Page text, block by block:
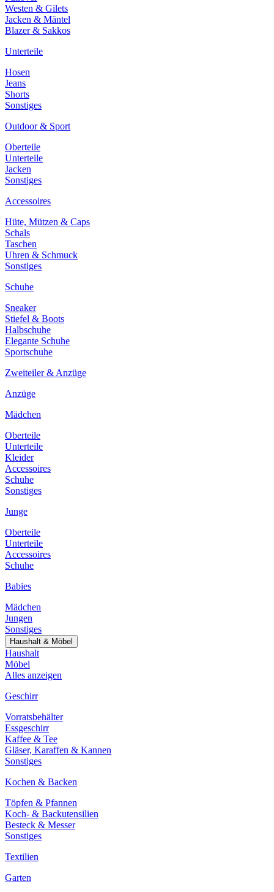
Westen & Gilets
Jacken & Mäntel
Blazer & Sakkos
Unterteile
Hosen
Jeans
Shorts
Sonstiges
Outdoor & Sport
Oberteile
Unterteile
Jacken
Sonstiges
Accessoires
Hüte, Mützen & Caps
Schals
Taschen
Uhren & Schmuck
Sonstiges
Schuhe
Sneaker
Stiefel & Boots
Halbschuhe
Elegante Schuhe
Sportschuhe
Zweiteiler & Anzüge
Anzüge
Mädchen
Oberteile
Unterteile
Kleider
Accessoires
Schuhe
Sonstiges
Junge
Oberteile
Unterteile
Accessoires
Schuhe
Babies
Mädchen
Jungen
Sonstiges
Haushalt & Möbel
Haushalt
Möbel
Alles anzeigen
Geschirr
Vorratsbehälter
Essgeschirr
Kaffee & Tee
Gläser, Karaffen & Kannen
Sonstiges
Kochen & Backen
Töpfen & Pfannen
Koch- & Backutensilien
Besteck & Messer
Sonstiges
Textilien
Garten